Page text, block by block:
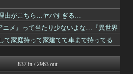
ガンダムブログ（情報戦仕様...
アニチャット
あぁ^～こころがぴょんぴょ...
ぐら速 -声優まとめ速報-
ぴこ速(〃'∇'〃)？
ガンダムブログ（情報戦仕様...
由がこちら…ヤバすぎる…
ニメ』って当たり少ないよな…『異世界
て家庭持って家建てて車まで持ってる
837 in / 2963 out